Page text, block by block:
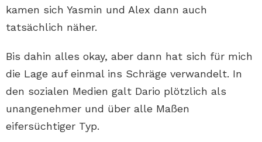
kamen sich Yasmin und Alex dann auch
tatsächlich näher.
Bis dahin alles okay, aber dann hat sich für mich
die Lage auf einmal ins Schräge verwandelt. In
den sozialen Medien galt Dario plötzlich als
unangenehmer und über alle Maßen
eifersüchtiger Typ.